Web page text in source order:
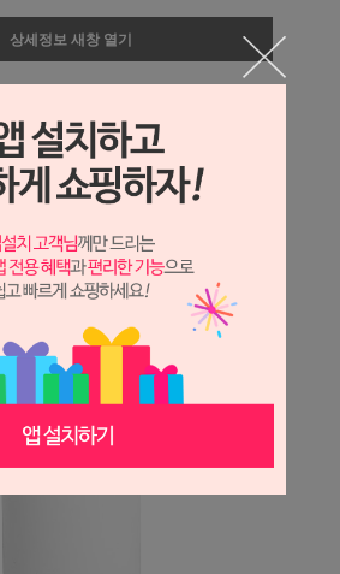
상세정보 새창 열기